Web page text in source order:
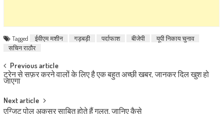
Tagged ईवीएम मशीन गड़बड़ी पर्दाफाश बीजेपी
यूपी निकाय चुनाव
सचिन राठौर
Post navigation
Previous article
ट्रेन से सफ़र करने वालों के लिए है एक बहुत अच्छी खबर, जानकर दिल खुश हो
जाएगा
Next article
एग्जिट पोल अकसर साबित होते हैं गलत, जानिए कैसे